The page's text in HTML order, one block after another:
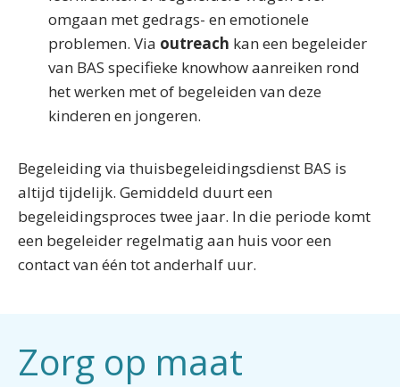
omgaan met gedrags- en emotionele
problemen. Via outreach kan een begeleider
van BAS specifieke knowhow aanreiken rond
het werken met of begeleiden van deze
kinderen en jongeren.
Begeleiding via thuisbegeleidingsdienst BAS is
altijd tijdelijk. Gemiddeld duurt een
begeleidingsproces twee jaar. In die periode komt
een begeleider regelmatig aan huis voor een
contact van één tot anderhalf uur.
Zorg op maat